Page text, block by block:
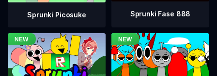
Sprunki Picosuke Sprunki Fase 888